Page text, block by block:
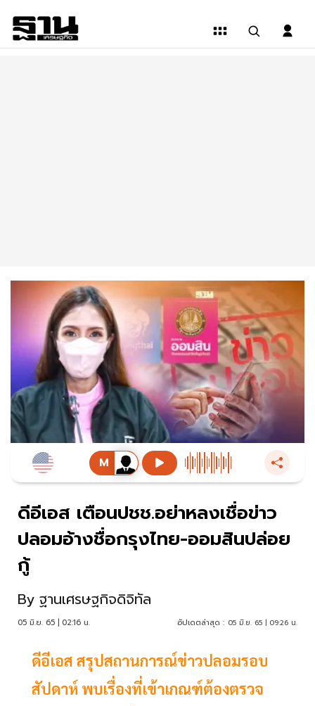
ดีอีเอส เตือนปชช.อย่าหลงเชื่อข่าว
ปลอมอ้างชื่อกรุงไทย-ออมสินปล่อย
กู้
By ฐานเศรษฐกิจดิจิทัล
05 มิ.ย. 65 | 02:16 น. อัปเดตล่าสุด : 05 มิ.ย. 65 | 09:26 น.
ดีอีเอส สรุปสถานการณ์ข่าวปลอมรอบ
สัปดาห์ พบเรื่องที่เข้าเกณฑ์ต้องตรวจ